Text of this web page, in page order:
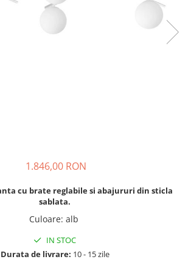
1.846,00 RON
cu brate reglabile si abajururi din sticla
sablata.
Culoare: alb
IN STOC
Durata de livrare: 10 - 15 zile